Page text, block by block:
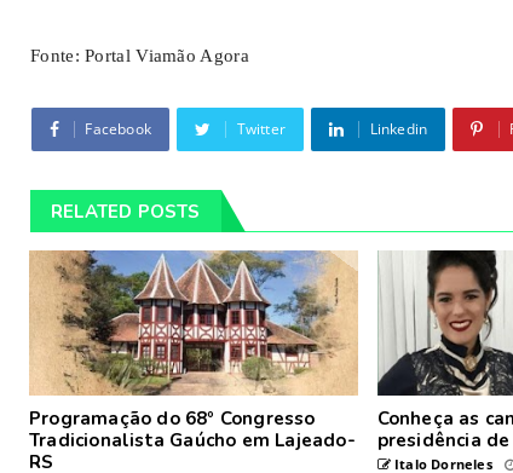
Fonte: Portal Viamão Agora
Facebook Twitter Linkedin
RELATED POSTS
Programação do 68º Congresso
Tradicionalista Gaúcho em Lajeado-
RS
Conheça as
presidência
Italo Dorneles